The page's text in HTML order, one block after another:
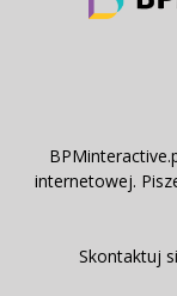
internetowej.
Skontaktuj